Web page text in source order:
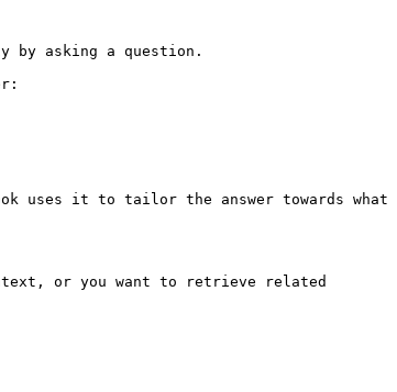
by asking a question.
uses it to tailor the answer towards what
or you want to retrieve related